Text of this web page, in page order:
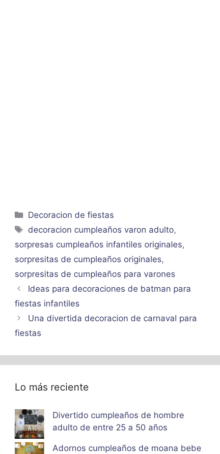
Categorías
Decoracion de fiestas
Etiquetas
decoracion cumpleaños varon adulto,
sorpresas cumpleaños infantiles originales,
sorpresitas de cumpleaños originales,
sorpresitas de cumpleaños para varones
Ideas para decoraciones de batman para
fiestas infantiles
Una divertida decoracion de carnaval para
fiestas
Lo más reciente
Divertido cumpleaños de hombre
adulto de entre 25 a 50 años
Adornos cumpleaños de moana bebe